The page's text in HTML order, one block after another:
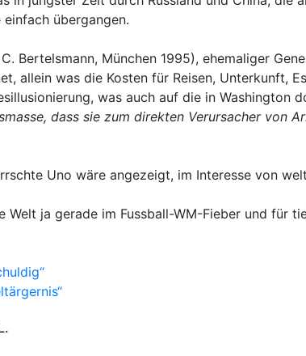
übergangen.
Bertelsmann, München 1995), ehemaliger
allein was die Kosten für Reisen, Unterkunft,
was auch auf die in Washington
dass sie zum direkten Verursacher von
Uno wäre angezeigt, im Interesse von
ja gerade im Fussball-WM-Fieber und für